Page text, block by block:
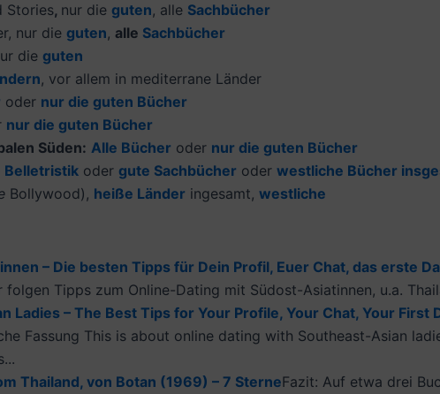
Stories, nur die guten, alle Sachbücher
nur die guten, alle Sachbücher
die guten
, vor allem in mediterrane Länder
oder nur die guten Bücher
nur die guten Bücher
Süden: Alle Bücher oder nur die guten Bücher
Belletristik oder gute Sachbücher oder westliche Bücher
Bollywood), heiße Länder ingesamt, westliche
– Die besten Tipps für Dein Profil, Euer Chat, das erste
folgen Tipps zum Online-Dating mit Südost-Asiatinnen, u.a.
Ladies – The Best Tips for Your Profile, Your Chat, Your First
Fassung This is about online dating with Southeast-Asian
Thailand, von Botan (1969) – 7 SterneFazit: Auf etwa drei